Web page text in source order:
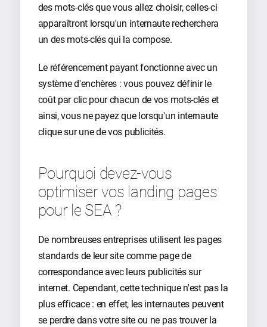
des mots-clés que vous allez choisir, celles-ci
apparaîtront lorsqu'un internaute recherchera
un des mots-clés qui la compose.
Le référencement payant fonctionne avec un
système d'enchères : vous pouvez définir le
coût par clic pour chacun de vos mots-clés et
ainsi, vous ne payez que lorsqu'un internaute
clique sur une de vos publicités.
Pourquoi devez-vous
optimiser vos landing pages
pour le SEA ?
De nombreuses entreprises utilisent les pages
standards de leur site comme page de
correspondance avec leurs publicités sur
internet. Cependant, cette technique n'est pas la
plus efficace : en effet, les internautes peuvent
se perdre dans votre site ou ne pas trouver la